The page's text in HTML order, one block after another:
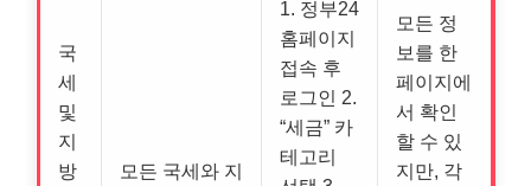
국
세
및
지
방
모든 국세와 지
1. 정부24
홈페이지
접속 후
로그인 2.
“세금” 카
테고리
모든 정
보를 한
페이지에
서 확인
할 수 있
지만, 각